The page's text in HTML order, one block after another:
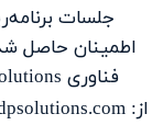
جلسات
اطمینان حاصل
فناوری DP Solutions همچنان هماهنگ باقی می‌ماند.
از: www.dpsolutions.com